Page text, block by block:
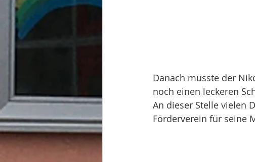
Danach musste der
noch einen leckeren
An dieser Stelle vielen
Förderverein für seine